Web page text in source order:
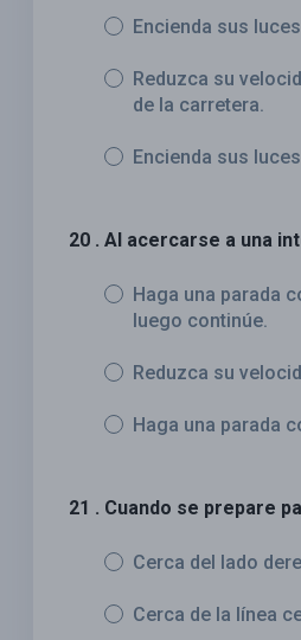
Encienda sus
Reduzca su
de la carretera.
Encienda sus
20 . Al acercarse a una
Haga una parada
luego continúe.
Reduzca su
Haga una parada
21 . Cuando se prepare
Cerca del lado
Cerca de la línea